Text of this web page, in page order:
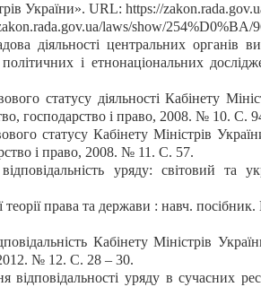
України». URL: https://
laws/show/
діяльності центральних органів
політичних і етнонаціональних
статусу діяльності Кабінету
господарство і право, 2008. № 10. С.
статусу Кабінету Міністрів
і право, 2008. № 11. С. 57.
уряду: світовий та
права та держави : навч.
Кабінету Міністрів
№ 12. С. 28 – 30.
уряду в сучасних